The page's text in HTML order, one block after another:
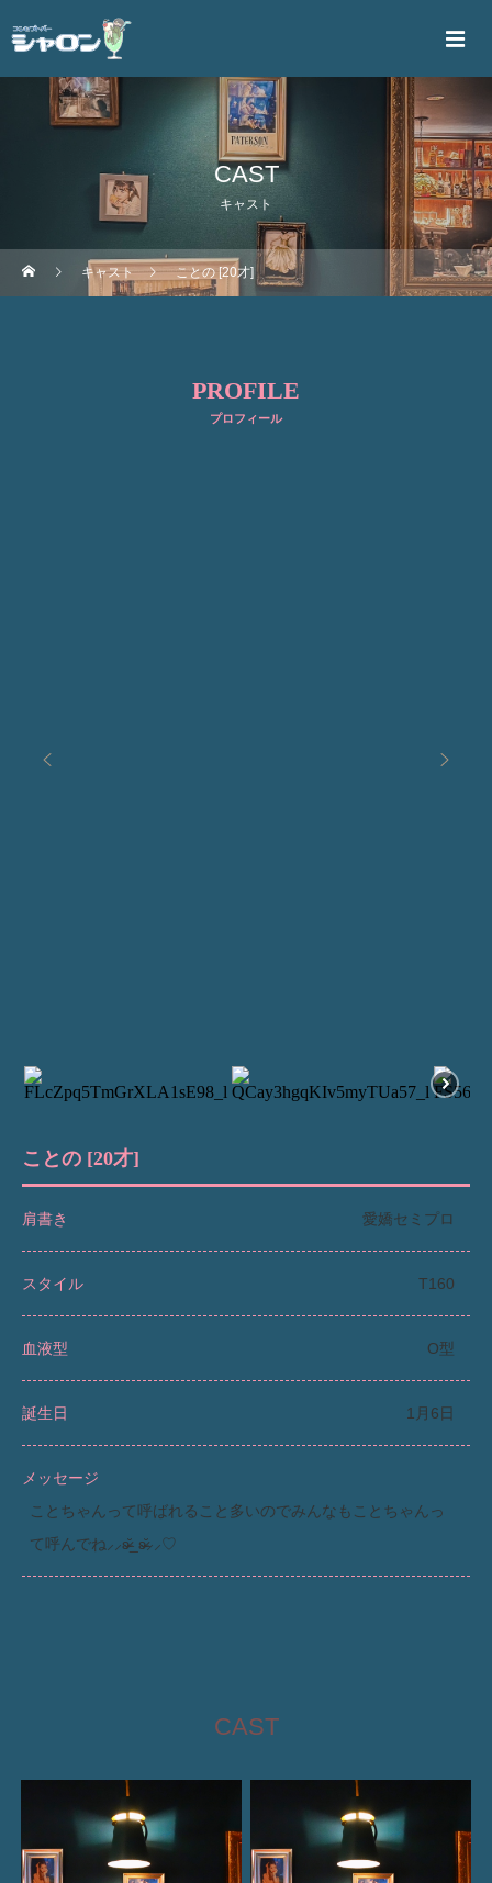
CAST
キャスト
キャスト ことの [20才]
PROFILE
プロフィール
ことの [20才]
肩書き 愛嬌セミプロ
スタイル T160
血液型 O型
誕生日 1月6日
メッセージ
ことちゃんって呼ばれること多いのでみんなもことちゃんっ
て呼んでね⸝⸝ʚ̴̶̷̆_ʚ̴̶̷̆⸝⸝♡
CAST